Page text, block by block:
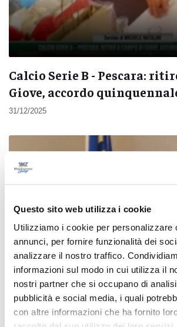
Questo sito web utilizza i cookie
Utilizziamo i cookie per personalizzare
annunci, per fornire funzionalità dei
analizzare il nostro traffico.
informazioni sul modo in cui utilizza il
nostri partner che si occupano di
pubblicità e social media, i quali
con altre informazioni che ha fornito
Calcio Serie B - Pescara:
Giove, accordo
31/12/2025
Abruzzo - La Regione